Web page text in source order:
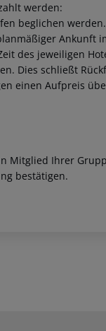
werden:
beglichen
Ankunft
des jeweiligen
Dies schließt
einen Aufpreis
Mitglied Ihrer
bestätigen.